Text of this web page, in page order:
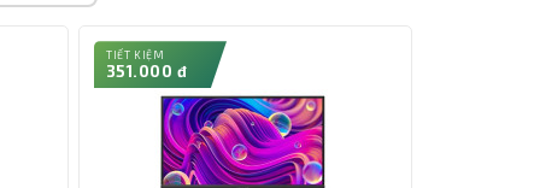
TIẾT KIỆM
351.000 đ